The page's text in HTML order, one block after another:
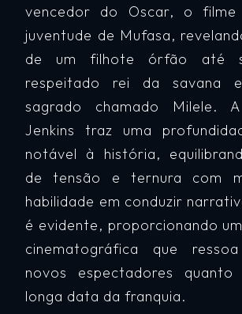
vencedor do Oscar, o filme
juventude de Mufasa,
de um filhote órfão até
respeitado rei da savana
sagrado chamado Milele.
Jenkins traz uma
notável à história,
de tensão e ternura com
habilidade em conduzir
é evidente, proporcionando
cinematográfica que
novos espectadores
longa data da franquia.